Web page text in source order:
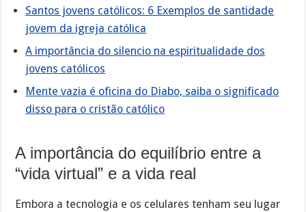
Santos jovens católicos: 6 Exemplos de santidade
jovem da igreja católica
A importância do silencio na espiritualidade dos
jovens católicos
Mente vazia é oficina do Diabo, saiba o significado
disso para o cristão católico
A importância do equilíbrio entre a
“vida virtual” e a vida real
Embora a tecnologia e os celulares tenham seu lugar